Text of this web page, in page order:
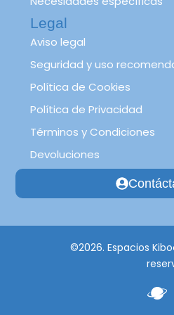
Legal
Aviso legal
Seguridad y uso
Política de Cookies
Política de Privacidad
Términos y Condiciones
Devoluciones
©2026. Espacios